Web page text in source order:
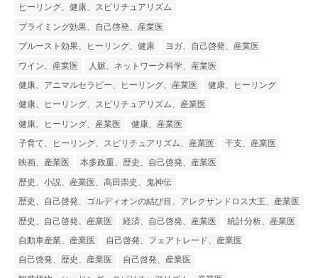
ヒーリング、健康、スピリチュアリズム
プライミング効果、自己啓発、産業医
プルースト効果、ヒーリング、健康
ヨガ、自己啓発、産業医
ワイン、産業医
人脈、ネットワーク科学、産業医
健康、アニマルセラピー、ヒーリング、産業医
健康、ヒーリング
健康、ヒーリング、スピリチュアリズム、産業医
健康、ヒーリング、産業医
健康、産業医
子育て、ヒーリング、スピリチュアリズム、産業医
干支、産業医
映画、産業医
本多政重、歴史、自己啓発、産業医
歴史、小説、産業医、高田崇史、鬼神伝
歴史、自己啓発、ゴルディオンの結び目、アレクサンドロス大王、産業医
歴史、自己啓発、産業医
経済、自己啓発、産業医
統計分析、産業医
自動車産業、産業医
自己啓発、フェアトレード、産業医
自己啓発、歴史、産業医
自己啓発、産業医